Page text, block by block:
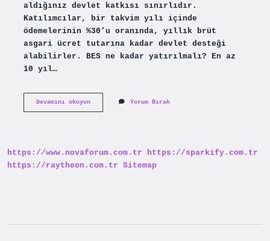
aldığınız devlet katkısı sınırlıdır.
Katılımcılar, bir takvim yılı içinde
ödemelerinin %30’u oranında, yıllık brüt
asgari ücret tutarına kadar devlet desteği
alabilirler. BES ne kadar yatırılmalı? En az
10 yıl…
Devamını okuyunBireysel
Yatırılır
Yorum Bırak
https://www.novaforum.com.tr
https://sparkify.com.tr
https://raytheon.com.tr Sitemap